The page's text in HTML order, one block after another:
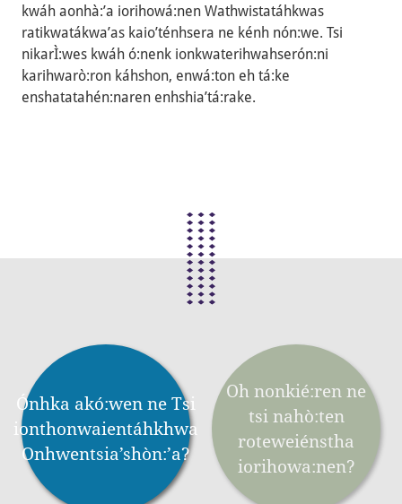
kwáh aonhà:’a iorihowá:nen Wathwistatáhkwas
ratikwatákwa’as kaio’ténhsera ne kénh nón:we. Tsi
nikarÌ:wes kwáh ó:nenk ionkwaterihwahserón:ni
karihwarò:ron káhshon, enwá:ton eh tá:ke
enshatatahén:naren enhshia’tá:rake.
Ónhka akó:wen ne Tsi
ionthonwaientáhkhwa
Onhwentsia’shòn:’a?
Oh nonkié:ren ne
tsi nahò:ten
roteweiénstha
iorihowa:nen?